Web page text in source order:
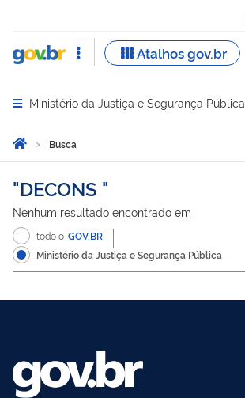
Abrir menu principal de navegação
Ministério da Justiça e Segurança Pública
Você está aqui:
Página Inicial
Busca
Busca
DECONS
Nenhum resultado encontrado em
todo o GOV.BR
Ministério da Justiça e Segurança Pública